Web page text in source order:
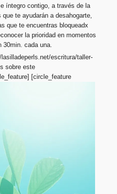
íntegro contigo, a través de la
te ayudarán a desahogarte,
que te encuentras bloqueadx
la prioridad en momentos
cada una.
escritura/taller-
sobre este
[circle_feature